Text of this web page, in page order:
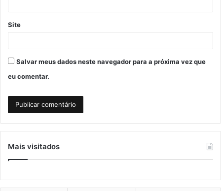
Site
Salvar meus dados neste navegador para a próxima vez que
eu comentar.
Mais visitados